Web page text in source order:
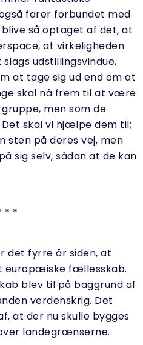
farer forbundet med
så optaget af det, at
at virkeligheden
udstillingsvindue,
at tage sig ud end om at
skal nå frem til at være
men som de
skal vi hjælpe dem til;
sten på deres vej, men
sig selv, sådan at de kan
* *
det fyrre år siden, at
europæiske fællesskab.
blev til på baggrund af
verdenskrig. Det
at der nu skulle bygges
landegrænserne.